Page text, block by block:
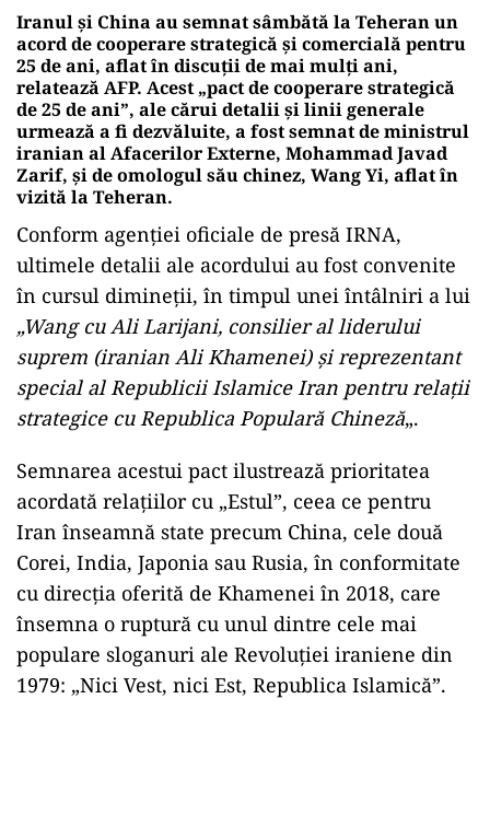
Iranul şi China au semnat sâmbătă la Teheran un
acord de cooperare strategică şi comercială pentru
25 de ani, aflat în discuţii de mai mulţi ani,
relatează AFP. Acest „pact de cooperare strategică
de 25 de ani”, ale cărui detalii şi linii generale
urmează a fi dezvăluite, a fost semnat de ministrul
iranian al Afacerilor Externe, Mohammad Javad
Zarif, şi de omologul său chinez, Wang Yi, aflat în
vizită la Teheran.
Conform agenţiei oficiale de presă IRNA,
ultimele detalii ale acordului au fost convenite
în cursul dimineţii, în timpul unei întâlniri a lui
„Wang cu Ali Larijani, consilier al liderului
suprem (iranian Ali Khamenei) şi reprezentant
special al Republicii Islamice Iran pentru relaţii
strategice cu Republica Populară Chineză„.
Semnarea acestui pact ilustrează prioritatea
acordată relaţiilor cu „Estul”, ceea ce pentru
Iran înseamnă state precum China, cele două
Corei, India, Japonia sau Rusia, în conformitate
cu direcţia oferită de Khamenei în 2018, care
însemna o ruptură cu unul dintre cele mai
populare sloganuri ale Revoluţiei iraniene din
1979: „Nici Vest, nici Est, Republica Islamică”.